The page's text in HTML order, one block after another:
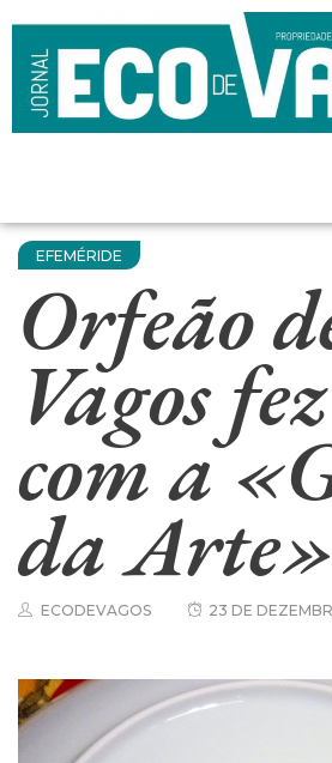
EFEMÉRIDE
Orfeão
Vagos
com a
da Arte»
ECODEVAGOS 23 DE